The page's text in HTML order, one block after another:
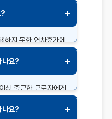
? +
하지 못한 연차휴가에
않은 연차휴가가
전으로 보상해야 하며
됩니다. 주로
용하지 못했을 때
나요? +
상 출근한 근로자에게
개근 시 1일의
나요? +